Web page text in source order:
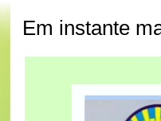
Em instante